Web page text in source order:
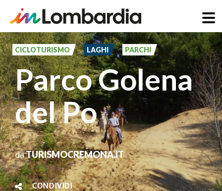
Salta
al
contenuto
principale
CICLOTURISMO LAGHI PARCHI
Parco Golena
del Po
daTURISMOCREMONA.IT
CONDIVIDI